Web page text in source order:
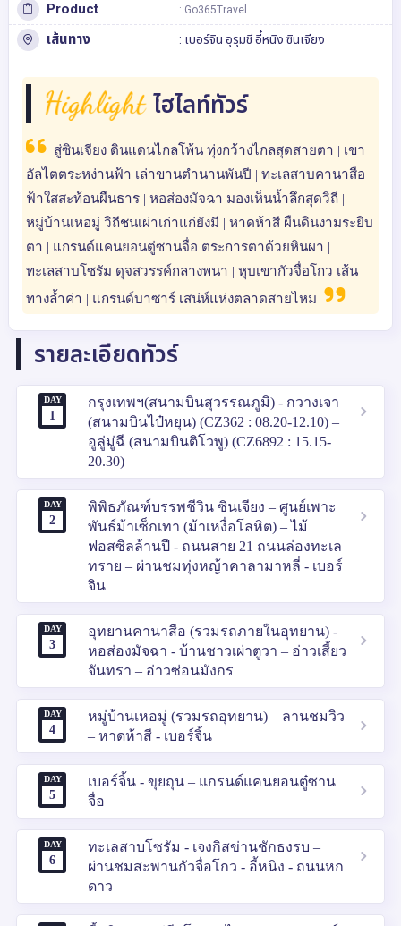
Product : Go365Travel
เส้นทาง : เบอร์จิน อุรุมชี อี๋หนิง ซินเจียง
Highlight ไฮไลท์ทัวร์
สู่ซินเจียง ดินแดนไกลโพ้น ทุ่งกว้างไกลสุดสายตา | เขา
อัลไตตระหง่านฟ้า เล่าขานตำนานพันปี | ทะเลสาบคานาสือ
ฟ้าใสสะท้อนผืนธาร | หอส่องมัจฉา มองเห็นน้ำลึกสุดวิถี |
หมู่บ้านเหอมู่ วิถีชนเผ่าเก่าแก่ยังมี | หาดห้าสี ผืนดินงามระยิบ
ตา | แกรนด์แคนยอนตู๋ซานจื่อ ตระการตาด้วยหินผา |
ทะเลสาบโซรัม ดุจสวรรค์กลางพนา | หุบเขากัวจื่อโกว เส้น
ทางล้ำค่า | แกรนด์บาซาร์ เสน่ห์แห่งตลาดสายไหม
รายละเอียดทัวร์
DAY
1
กรุงเทพฯ(สนามบินสุวรรณภูมิ) - กวางเจา
(สนามบินไป๋หยุน) (CZ362 : 08.20-12.10) –
อูลู่มู่ฉี (สนามบินติโวพู) (CZ6892 : 15.15-
20.30)
DAY
2
พิพิธภัณฑ์บรรพชีวิน ซินเจียง – ศูนย์เพาะ
พันธ์ม้าเซ็กเทา (ม้าเหงื่อโลหิต) – ไม้
ฟอสซิลล้านปี - ถนนสาย 21 ถนนล่องทะเล
ทราย – ผ่านชมทุ่งหญ้าคาลามาหลี่ - เบอร์
จิน
DAY
3
อุทยานคานาสือ (รวมรถภายในอุทยาน) -
หอส่องมัจฉา - บ้านชาวเผ่าตูวา – อ่าวเสี้ยว
จันทรา – อ่าวซ่อนมังกร
DAY
4
หมู่บ้านเหอมู่ (รวมรถอุทยาน) – ลานชมวิว
– หาดห้าสี - เบอร์จิ้น
DAY
5
เบอร์จิ้น - ขุยถุน – แกรนด์แคนยอนตู๋ซาน
จื่อ
DAY
6
ทะเลสาบโซรัม - เจงกิสข่านชักธงรบ –
ผ่านชมสะพานกัวจื่อโกว - อี้หนิง - ถนนหก
ดาว